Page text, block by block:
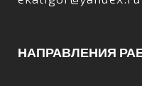
НАПРАВЛЕНИЯ